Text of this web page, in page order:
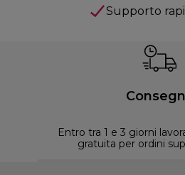
Supporto
Entro tra 1 e 3 giorni
gratuita per ordini